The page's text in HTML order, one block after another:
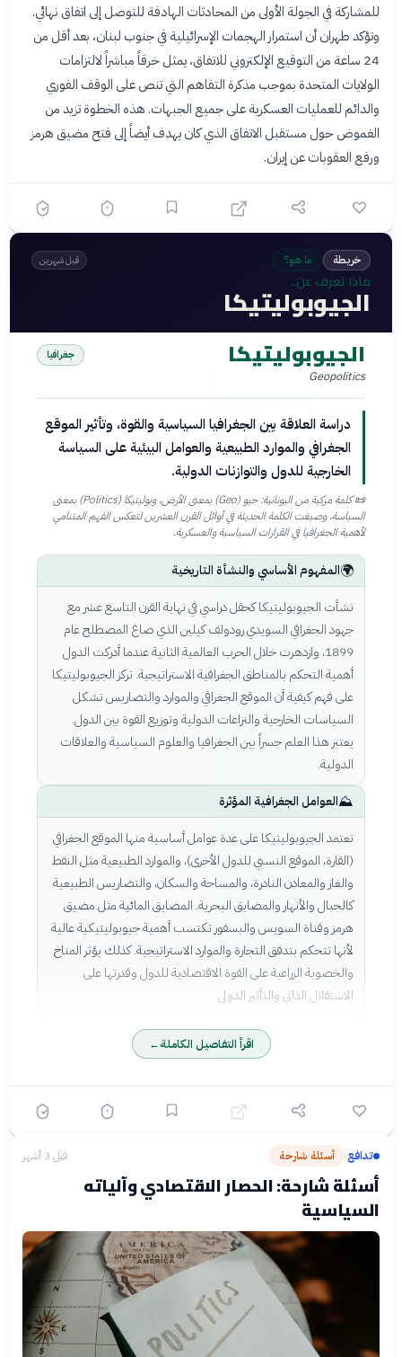
للمشاركة في الجولة الأولى من المحادثات الهادفة للتوصل إلى اتفاق نهائي.
وتؤكد طهران أن استمرار الهجمات الإسرائيلية في جنوب لبنان، بعد أقل من
24 ساعة من التوقيع الإلكتروني للاتفاق، يمثل خرقاً مباشراً لالتزامات
الولايات المتحدة بموجب مذكرة التفاهم التي تنص على الوقف الفوري
والدائم للعمليات العسكرية على جميع الجبهات. هذه الخطوة تزيد من
الغموض حول مستقبل الاتفاق الذي كان يهدف أيضاً إلى فتح مضيق هرمز
ورفع العقوبات عن إيران.
خريطة ما هو؟ قبل شهرين
ماذا تعرف عن..
الجيوبوليتيكا
الجيوبوليتيكا
Geopolitics
جغرافيا
دراسة العلاقة بين الجغرافيا السياسية والقوة، وتأثير الموقع
الجغرافي والموارد الطبيعية والعوامل البيئية على السياسة
الخارجية للدول والتوازنات الدولية.
📜
كلمة مركبة من اليونانية: جيو (Geo) بمعنى الأرض، وبوليتيكا (Politics) بمعنى
السياسة، وصيغت الكلمة الحديثة في أوائل القرن العشرين لتعكس الفهم المتنامي
لأهمية الجغرافيا في القرارات السياسية والعسكرية.
🌍المفهوم الأساسي والنشأة التاريخية
نشأت الجيوبوليتيكا كحقل دراسي في نهاية القرن التاسع عشر مع
جهود الجغرافي السويدي رودولف كيلين الذي صاغ المصطلح عام
1899، وازدهرت خلال الحرب العالمية الثانية عندما أدركت الدول
أهمية التحكم بالمناطق الجغرافية الاستراتيجية. تركز الجيوبوليتيكا
على فهم كيفية أن الموقع الجغرافي والموارد والتضاريس تشكل
السياسات الخارجية والنزاعات الدولية وتوزيع القوة بين الدول.
يعتبر هذا العلم جسراً بين الجغرافيا والعلوم السياسية والعلاقات
الدولية.
⛰️العوامل الجغرافية المؤثرة
تعتمد الجيوبوليتيكا على عدة عوامل أساسية منها الموقع الجغرافي
(القارة، الموقع النسبي للدول الأخرى)، والموارد الطبيعية مثل النفط
والغاز والمعادن النادرة، والمساحة والسكان، والتضاريس الطبيعية
كالجبال والأنهار والمضايق البحرية. المضايق المائية مثل مضيق
هرمز وقناة السويس والبسفور تكتسب أهمية جيوبوليتيكية عالية
لأنها تتحكم بتدفق التجارة والموارد الاستراتيجية. كذلك يؤثر المناخ
والخصوبة الزراعية على القوة الاقتصادية للدول وقدرتها على
الاستقلال الذاتي والتأثير الدولي.
اقرأ التفاصيل الكاملة←
تدافع› أسئلة شارحة قبل 3 أشهر
أسئلة شارحة: الحصار الاقتصادي وآلياته
السياسية